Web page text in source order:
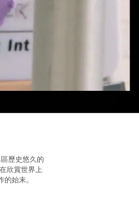
歷史悠久的
欣賞世界上